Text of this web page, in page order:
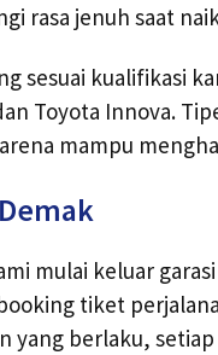
rasa jenuh saat
sesuai kualifikasi
Toyota Innova.
mampu
mulai keluar
tiket
yang berlaku,